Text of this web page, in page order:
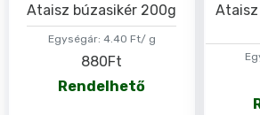
Egységár: 4.40 Ft/ g
Ataisz búzasikér 200g
880Ft
Rendelhető